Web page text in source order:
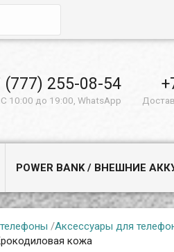
(777) 255-08-54
С 10:00 до 19:00, WhatsApp
POWER BANK / ВНЕШНИЕ
/Аксессуары для
кожа